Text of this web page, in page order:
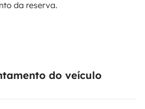
da reserva.
do veículo